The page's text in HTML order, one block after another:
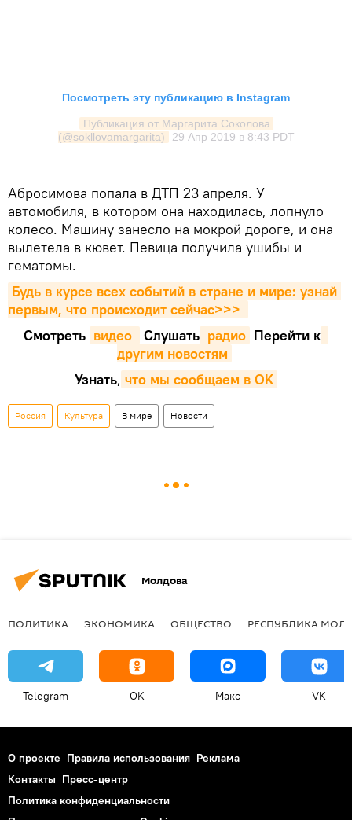
Посмотреть эту публикацию в Instagram
Публикация от Маргарита Соколова
(@sokllovamargarita)
29 Апр 2019 в 8:43 PDT
Абросимова попала в ДТП 23 апреля. У
автомобиля, в котором она находилась, лопнуло
колесо. Машину занесло на мокрой дороге, и она
вылетела в кювет. Певица получила ушибы и
гематомы.
Будь в курсе всех событий в стране и мире: узнай
первым, что происходит сейчаc>>>
Смотреть видео Cлушать радио Перейти к
другим новостям
Узнать, что мы сообщаем в OK
Россия Культура В мире Новости
Молдова
ПОЛИТИКА ЭКОНОМИКА ОБЩЕСТВО РЕСПУБЛИКА
Telegram OK Макс VK
О проекте Правила использования Реклама
Контакты Пресс-центр
Политика конфиденциальности